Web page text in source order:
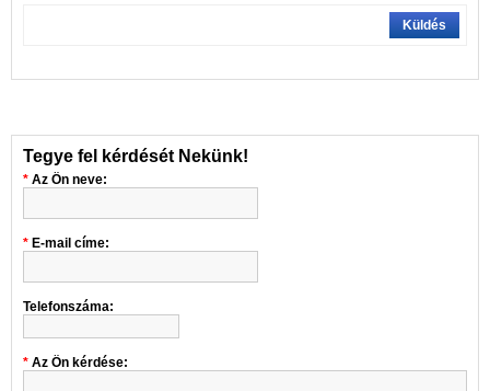
Küldés
Tegye fel kérdését Nekünk!
Az Ön neve:
E-mail címe:
Telefonszáma:
Az Ön kérdése: